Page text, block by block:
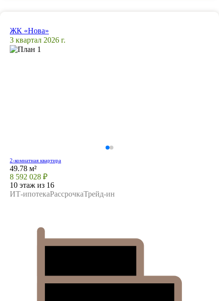
ЖК «Нова»
3 квартал 2026 г.
2-комнатная квартира
49.78 м²
8 592 028 ₽
10 этаж из 16
ИТ-ипотекаРассрочкаТрейд-ин